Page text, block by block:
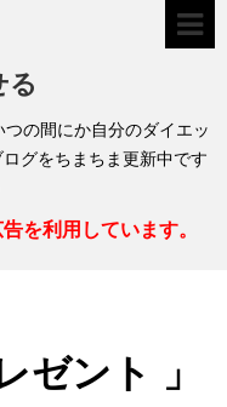
る
の間にか自分のダイエッ
グをちまちま更新中です
を利用しています。
ゼント 」